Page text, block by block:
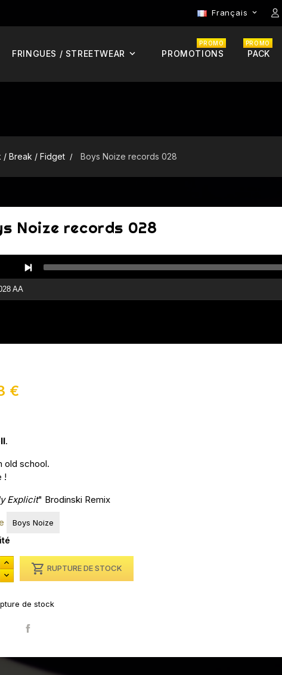
Français 
FRINGUES / STREETWEAR PROMOTIONS
PROMO
PACK
PROMO
/ Break / Fidget Boys Noize records 028
Noize records 028
AA
€
.
old school.
!
Explicit" Brodinski Remix
Boys Noize
 RUPTURE DE STOCK
de stock